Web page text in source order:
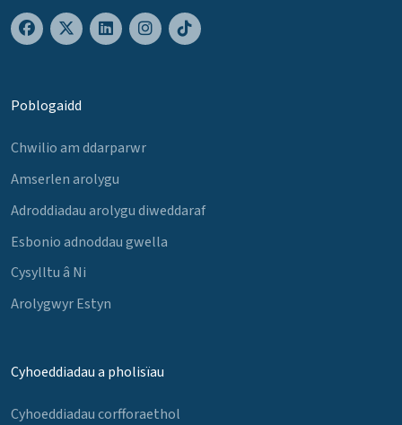
Poblogaidd
Chwilio am ddarparwr
Amserlen arolygu
Adroddiadau arolygu diweddaraf
Esbonio adnoddau gwella
Cysylltu â Ni
Arolygwyr Estyn
Cyhoeddiadau a pholisïau
Cyhoeddiadau corfforaethol